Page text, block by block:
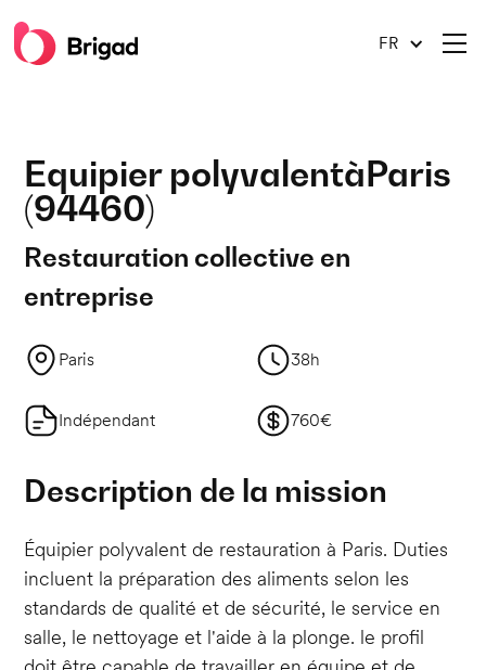
FR
Equipier polyvalentàParis
(94460)
Restauration collective en
entreprise
Paris 38h
Indépendant 760€
Description de la mission
Équipier polyvalent de restauration à Paris. Duties
incluent la préparation des aliments selon les
standards de qualité et de sécurité, le service en
salle, le nettoyage et l'aide à la plonge. le profil